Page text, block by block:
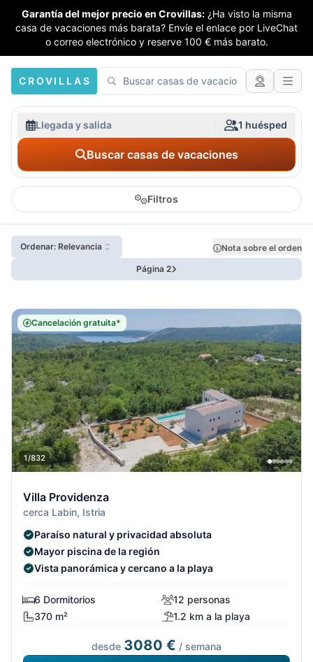
Garantía del mejor precio en Crovillas: ¿Ha visto la misma
casa de vacaciones más barata? Envíe el enlace por LiveChat
o correo electrónico y reserve 100 € más barato.
CROVILLAS
Llegada y salida 1 huésped
Buscar casas de vacaciones
Filtros
Ordenar: Relevancia
Nota sobre el orden
Página 2
Cancelación gratuita*
1/832
Villa Providenza
cerca Labin, Istria
Paraíso natural y privacidad absoluta
Mayor piscina de la región
Vista panorámica y cercano a la playa
6 Dormitorios
12 personas
370 m²
1.2 km a la playa
desde 3080 € / semana